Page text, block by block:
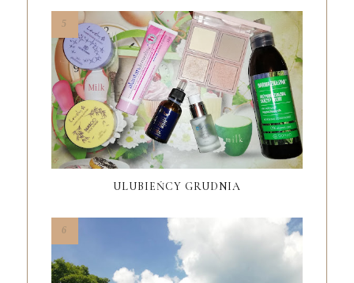
ULUBIEŃCY GRUDNIA